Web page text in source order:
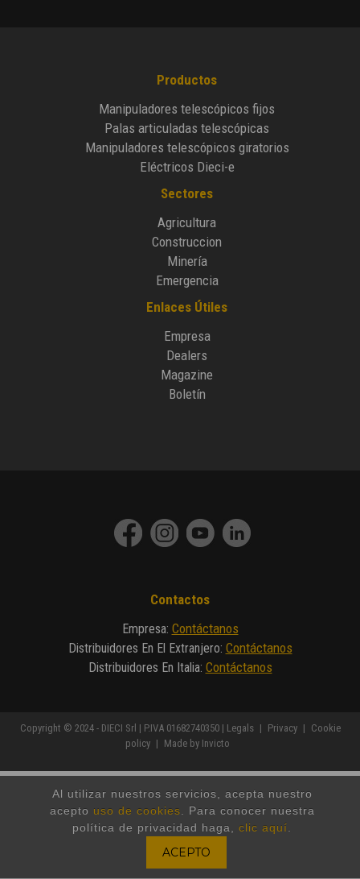
Al utilizar nuestros servicios, acepta nuestro
acepto uso de cookies . Para conocer nuestra
política de privacidad haga, clic aquí
Productos
Manipuladores telescópicos fijos
Palas articuladas telescópicas
Manipuladores telescópicos giratorios
Eléctricos Dieci-e
Sectores
Agricultura
Construccion
Minería
Emergencia
Enlaces Útiles
Empresa
Dealers
Magazine
Boletín
Contactos
Empresa: Contáctanos
Distribuidores En El Extranjero: Contáctanos
Distribuidores En Italia: Contáctanos
Copyright © 2024 - DIECI Srl | P.IVA 01682740350 | Legals | Privacy | Cookie
policy | Made by Invicto